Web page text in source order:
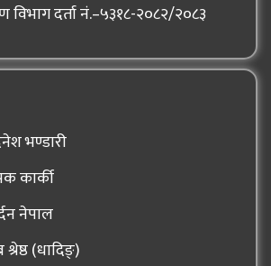
विभाग दर्ता नं.–५३१८-२०८२/२०८३
भण्डारी
कार्की
नेपाल
(धादिङ्)